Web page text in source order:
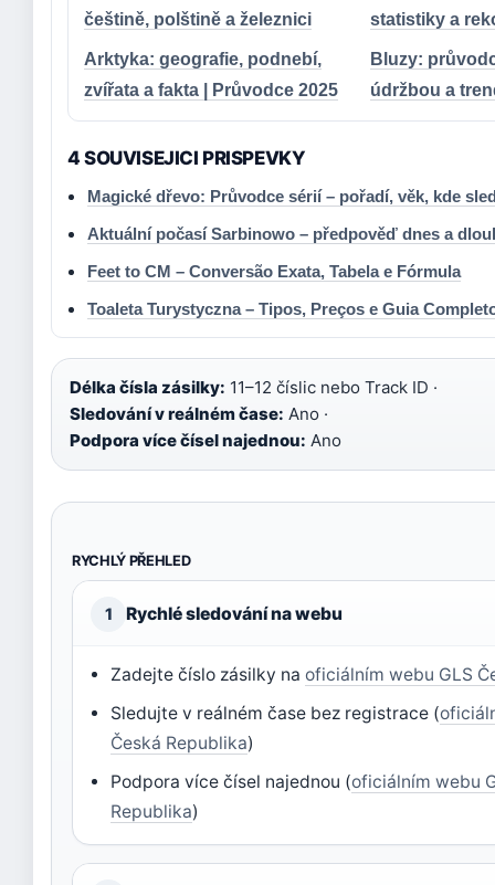
češtině, polštině a železnici
statistiky a
Arktyka: geografie, podnebí,
zvířata a fakta | Průvodce 2025
Bluzy:
údržbou a
4 SOUVISEJICI PRISPEVKY
Magické dřevo: Průvodce sérií – pořadí, věk, kde
Aktuální počasí Sarbinowo – předpověď dnes a
Feet to CM – Conversão Exata, Tabela e Fórmula
Toaleta Turystyczna – Tipos, Preços e Guia
Délka čísla zásilky: 11–12 číslic nebo Track ID ·
Sledování v reálném čase: Ano ·
Podpora více čísel najednou: Ano
RYCHLÝ PŘEHLED
1 Rychlé sledování na webu
Zadejte číslo zásilky naoficiálním webu GLS
Sledujte v reálném čase bez registrace (
Česká Republika)
Podpora více čísel najednou (oficiálním webu
Republika)